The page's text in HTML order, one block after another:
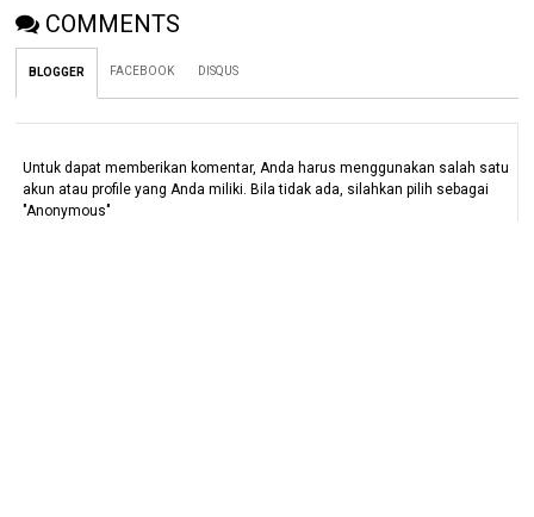
COMMENTS
BLOGGER FACEBOOK DISQUS
Untuk dapat memberikan komentar, Anda harus menggunakan salah satu
akun atau profile yang Anda miliki. Bila tidak ada, silahkan pilih sebagai
"Anonymous"